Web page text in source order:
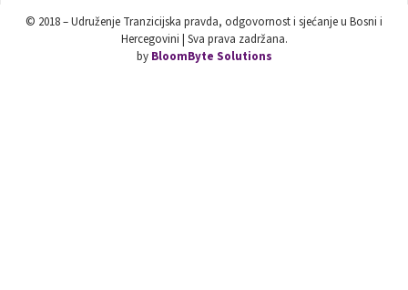
© 2018 – Udruženje Tranzicijska pravda, odgovornost i sjećanje u Bosni i
Hercegovini | Sva prava zadržana.
by BloomByte Solutions